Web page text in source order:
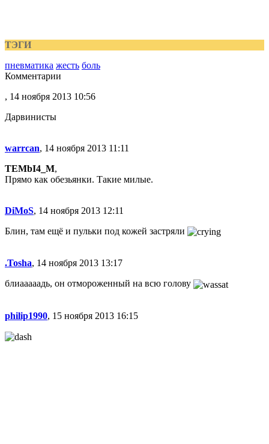
ТЭГИ
пневматика жесть боль
Комментарии
, 14 ноября 2013 10:56
Дарвинисты
warrcan, 14 ноября 2013 11:11
TEMbI4_M,
Прямо как обезьянки. Такие милые.
DiMoS, 14 ноября 2013 12:11
Блин, там ещё и пульки под кожей застряли
.Tosha, 14 ноября 2013 13:17
блиааааадь, он отмороженный на всю голову
philip1990, 15 ноября 2013 16:15